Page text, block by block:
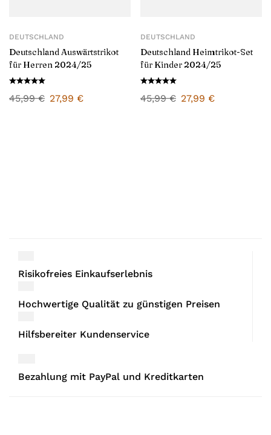
DEUTSCHLAND
Deutschland Auswärtstrikot
für Herren 2024/25
45,99€ 27,99 €
DEUTSCHLAND
Deutschland Heimtrikot-Set
für Kinder 2024/25
45,99€ 27,99 €
Risikofreies Einkaufserlebnis
Hochwertige Qualität zu günstigen Preisen
Hilfsbereiter Kundenservice
Bezahlung mit PayPal und Kreditkarten